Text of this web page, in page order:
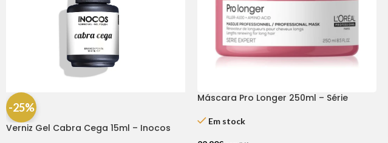
-25%
Verniz Gel Cabra Cega 15ml – Inocos
Máscara Pro Longer 250ml – Série
Em stock